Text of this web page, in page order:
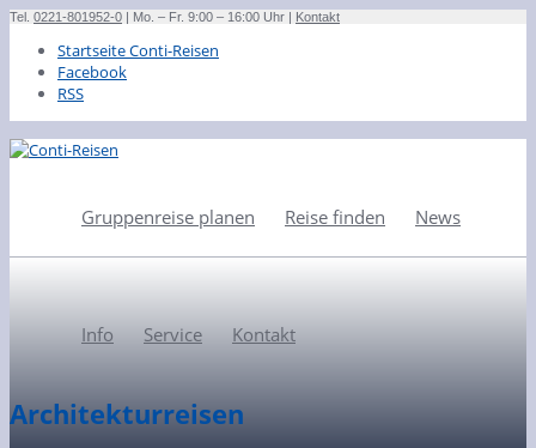
Tel. 0221-801952-0 | Mo. – Fr. 9:00 – 16:00 Uhr | Kontakt
Startseite Conti-Reisen
Facebook
RSS
Gruppenreise planen Reise finden News
Info Service Kontakt
Architekturreisen